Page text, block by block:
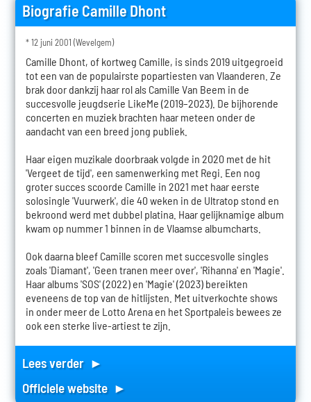
Biografie Camille Dhont
* 12 juni 2001 (Wevelgem)
Camille Dhont, of kortweg Camille, is sinds 2019 uitgegroeid
tot een van de populairste popartiesten van Vlaanderen. Ze
brak door dankzij haar rol als Camille Van Beem in de
succesvolle jeugdserie LikeMe (2019–2023). De bijhorende
concerten en muziek brachten haar meteen onder de
aandacht van een breed jong publiek.
Haar eigen muzikale doorbraak volgde in 2020 met de hit
'Vergeet de tijd', een samenwerking met Regi. Een nog
groter succes scoorde Camille in 2021 met haar eerste
solosingle 'Vuurwerk', die 40 weken in de Ultratop stond en
bekroond werd met dubbel platina. Haar gelijknamige album
kwam op nummer 1 binnen in de Vlaamse albumcharts.
Ook daarna bleef Camille scoren met succesvolle singles
zoals 'Diamant', 'Geen tranen meer over', 'Rihanna' en 'Magie'.
Haar albums 'SOS' (2022) en 'Magie' (2023) bereikten
eveneens de top van de hitlijsten. Met uitverkochte shows
in onder meer de Lotto Arena en het Sportpaleis bewees ze
ook een sterke live-artiest te zijn.
Lees verder ►
Officiele website ►